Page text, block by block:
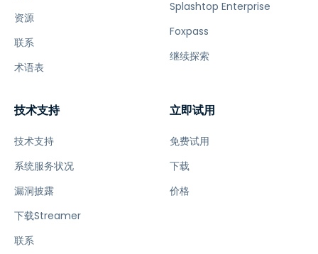
资源
联系
术语表
Splashtop Enterprise
Foxpass
继续探索
技术支持
技术支持
系统服务状况
漏洞披露
下载Streamer
联系
立即试用
免费试用
下载
价格